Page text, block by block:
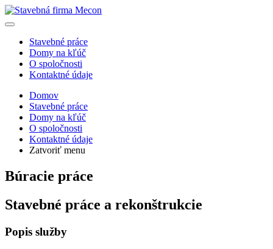
Stavebné práce
Domy na kľúč
O spoločnosti
Kontaktné údaje
Domov
Stavebné práce
Domy na kľúč
O spoločnosti
Kontaktné údaje
Zatvoriť menu
Búracie práce
Stavebné práce a rekonštrukcie
Popis služby